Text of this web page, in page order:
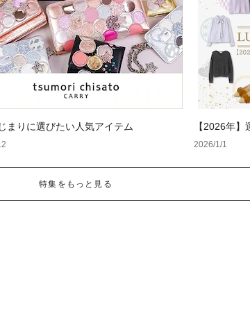
まりに選びたい人気アイテム
【2026年
ーアイテム特
2026/1/1
特集をもっと見る